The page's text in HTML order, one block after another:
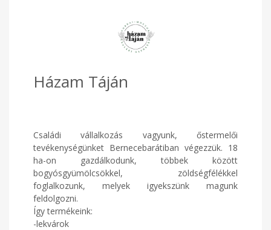
Házam Táján
Családi vállalkozás vagyunk, őstermelői
tevékenységünket Bernecebarátiban végezzük. 18
ha-on gazdálkodunk, többek között
bogyósgyümölcsökkel, zöldségfélékkel
foglalkozunk, melyek igyekszünk magunk
feldolgozni.
Így termékeink:
-lekvárok